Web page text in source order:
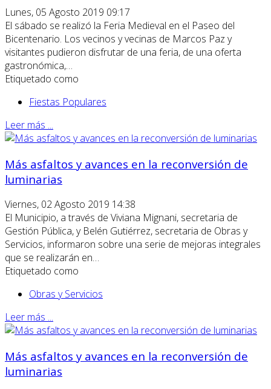
Lunes, 05 Agosto 2019 09:17
El sábado se realizó la Feria Medieval en el Paseo del
Bicentenario. Los vecinos y vecinas de Marcos Paz y
visitantes pudieron disfrutar de una feria, de una oferta
gastronómica,…
Etiquetado como
Fiestas Populares
Leer más ...
Más asfaltos y avances en la reconversión de
luminarias
Viernes, 02 Agosto 2019 14:38
El Municipio, a través de Viviana Mignani, secretaria de
Gestión Pública, y Belén Gutiérrez, secretaria de Obras y
Servicios, informaron sobre una serie de mejoras integrales
que se realizarán en…
Etiquetado como
Obras y Servicios
Leer más ...
Más asfaltos y avances en la reconversión de
luminarias